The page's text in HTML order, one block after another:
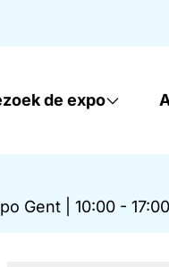
de expo
Gent 10:00 - 17:00